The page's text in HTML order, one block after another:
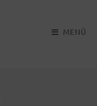
MENÜ